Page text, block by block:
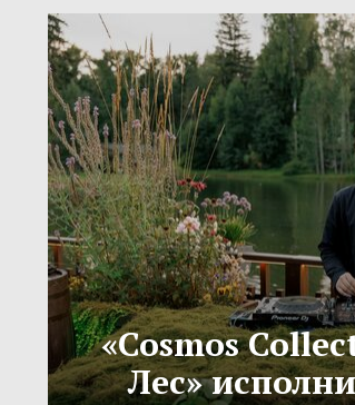
«Cosmos
Лес»